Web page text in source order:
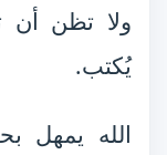
ولا تظن أن
يُكتب.
الله يمهل